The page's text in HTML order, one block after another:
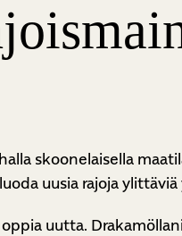
skoonelaisella
uusia rajoja
uutta.